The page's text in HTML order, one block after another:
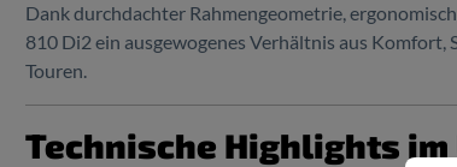
Dank durchdachter Rahmengeometrie,
810 Di2 ein ausgewogenes Verhältnis aus
Touren.
Technische Highlights